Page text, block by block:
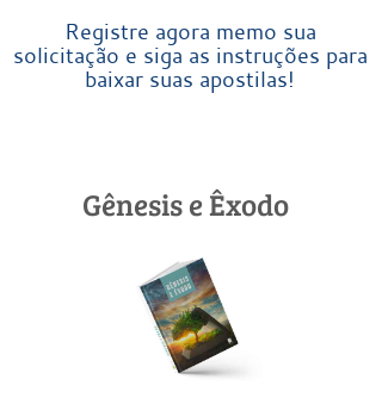
Gênesis e Êxodo
Registre agora memo sua
solicitação e siga as instruções para
baixar suas apostilas!